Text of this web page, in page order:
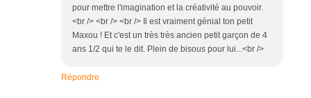
pour mettre l'imagination et la créativité au pouvoir.
<br /> <br /> <br /> Il est vraiment génial ton petit
Maxou ! Et c'est un très très ancien petit garçon de 4
ans 1/2 qui te le dit. Plein de bisous pour lui...<br />
Répondre